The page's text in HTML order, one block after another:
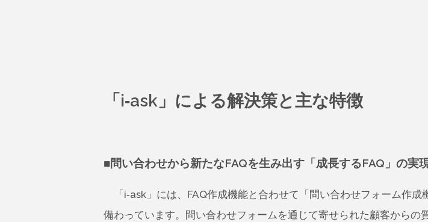
「i-ask」による解決策と主な特徴
■問い合わせから新たなFAQを生み出す「成長するFAQ」の実
「i-ask」には、FAQ作成機能と合わせて「問い合わせフォーム作成
備わっています。問い合わせフォームを通じて寄せられた顧客からの